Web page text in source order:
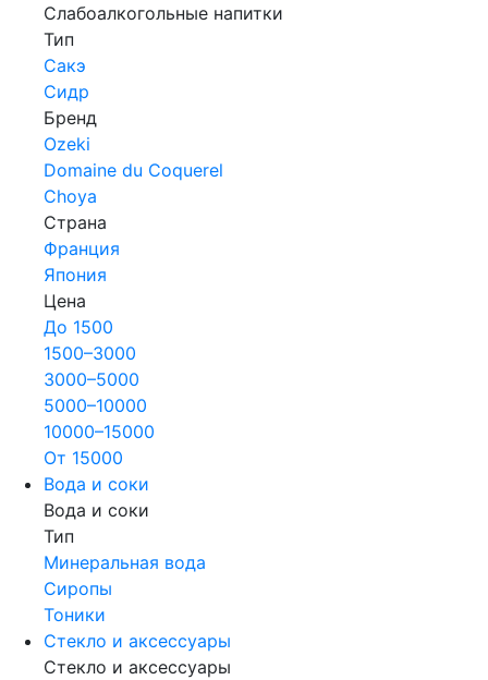
Слабоалкогольные напитки
Тип
Сакэ
Сидр
Бренд
Ozeki
Domaine du Coquerel
Choya
Страна
Франция
Япония
Цена
До 1500
1500–3000
3000–5000
5000–10000
10000–15000
От 15000
Вода и соки
Вода и соки
Тип
Минеральная вода
Сиропы
Тоники
Стекло и аксессуары
Стекло и аксессуары